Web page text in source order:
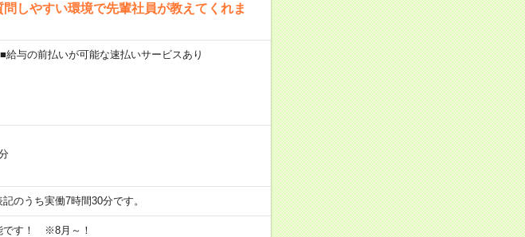
しやすい環境で先輩社員が教えてくれま
与の前払いが可能な速払いサービスあり
のうち実働7時間30分です。
です！ ※8月～！